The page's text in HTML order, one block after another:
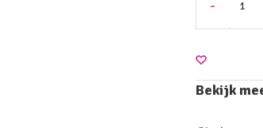
-
Bekijk